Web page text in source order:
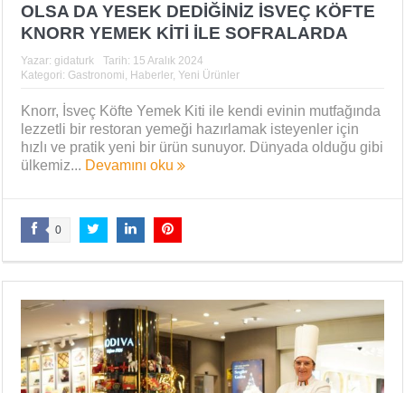
OLSA DA YESEK DEDİĞİNİZ İSVEÇ KÖFTE
KNORR YEMEK KİTİ İLE SOFRALARDA
Yazar: gidaturk Tarih: 15 Aralık 2024
Kategori: Gastronomi, Haberler, Yeni Ürünler
Knorr, İsveç Köfte Yemek Kiti ile kendi evinin mutfağında
lezzetli bir restoran yemeği hazırlamak isteyenler için
hızlı ve pratik yeni bir ürün sunuyor. Dünyada olduğu gibi
ülkemiz... Devamını oku
0